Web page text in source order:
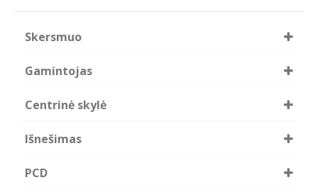
Skersmuo
Gamintojas
Centrinė skylė
Išnešimas
PCD